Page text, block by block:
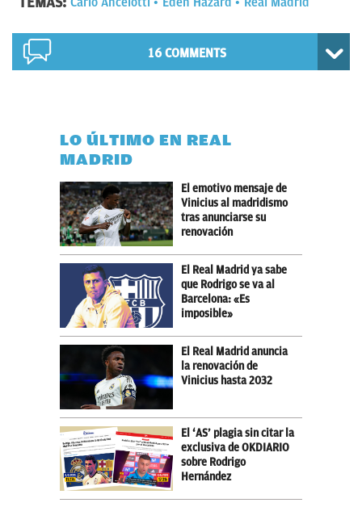
16 COMMENTS
LO ÚLTIMO EN REAL
MADRID
El emotivo mensaje de
Vinicius al madridismo
tras anunciarse su
renovación
El Real Madrid ya sabe
que Rodrigo se va al
Barcelona: «Es
imposible»
El Real Madrid anuncia
la renovación de
Vinicius hasta 2032
El ‘AS’ plagia sin citar la
exclusiva de OKDIARIO
sobre Rodrigo
Hernández